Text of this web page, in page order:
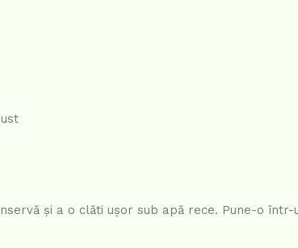
și a o clăti ușor sub apă rece. Pune-o